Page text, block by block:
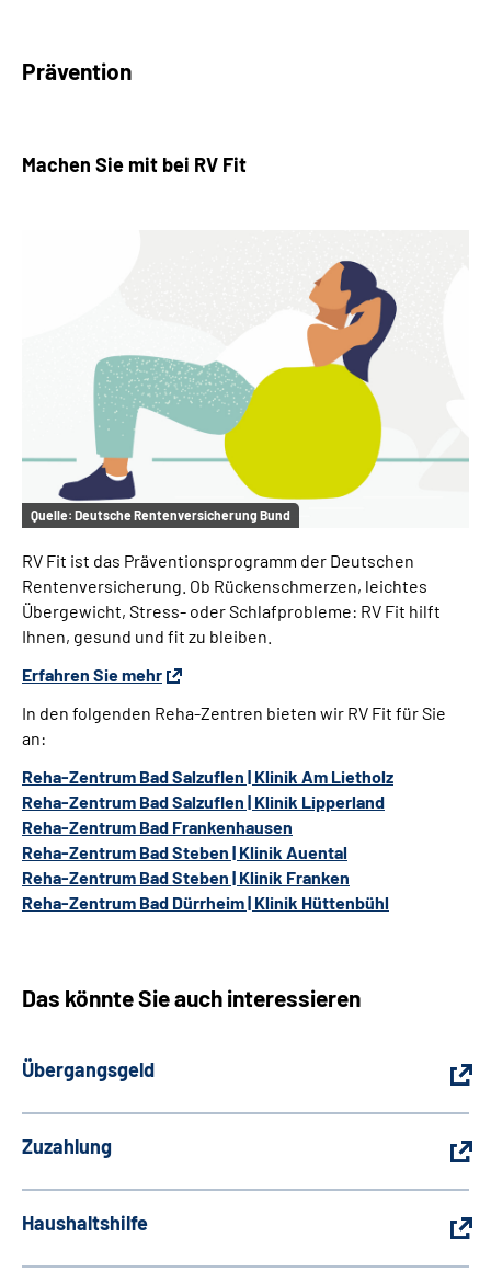
Prävention
Machen Sie mit bei RV Fit
Quelle: Deutsche Rentenversicherung Bund
RV Fit ist das Präventionsprogramm der Deutschen
Rentenversicherung. Ob Rückenschmerzen, leichtes
Übergewicht, Stress- oder Schlafprobleme: RV Fit hilft
Ihnen, gesund und fit zu bleiben.
Erfahren Sie mehr
In den folgenden Reha-Zentren bieten wir RV Fit für Sie
an:
Reha-Zentrum Bad Salzuflen | Klinik Am Lietholz
Reha-Zentrum Bad Salzuflen | Klinik Lipperland
Reha-Zentrum Bad Frankenhausen
Reha-Zentrum Bad Steben | Klinik Auental
Reha-Zentrum Bad Steben | Klinik Franken
Reha-Zentrum Bad Dürrheim | Klinik Hüttenbühl
Das könnte Sie auch interessieren
Übergangsgeld
Zuzahlung
Haushaltshilfe